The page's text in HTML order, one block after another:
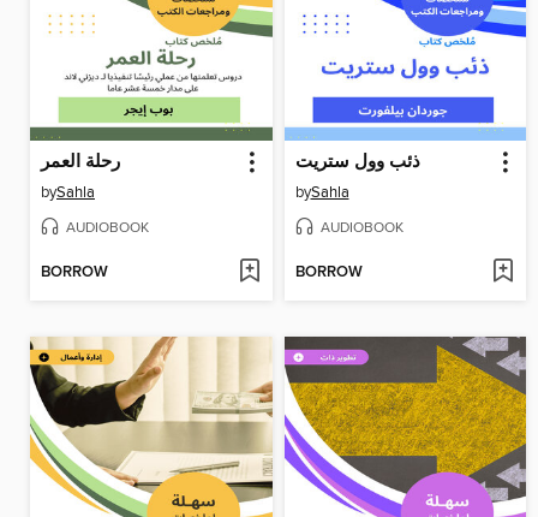
رحلة العمر
bySahla
AUDIOBOOK
BORROW
ذئب وول ستريت
bySahla
AUDIOBOOK
BORROW